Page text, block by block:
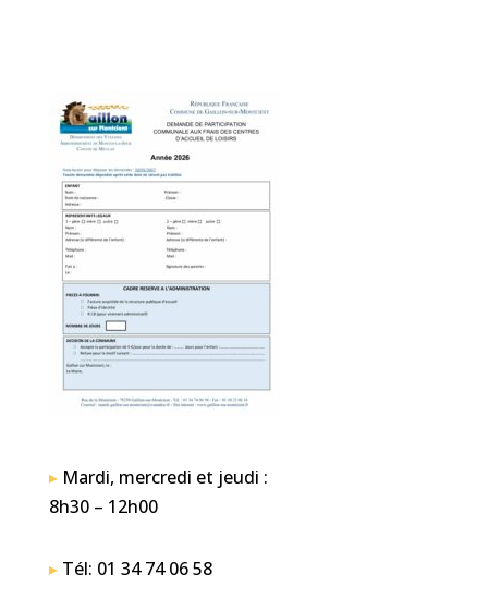
▸Mardi, mercredi et jeudi :
8h30 – 12h00
▸Tél: 01 34 74 06 58